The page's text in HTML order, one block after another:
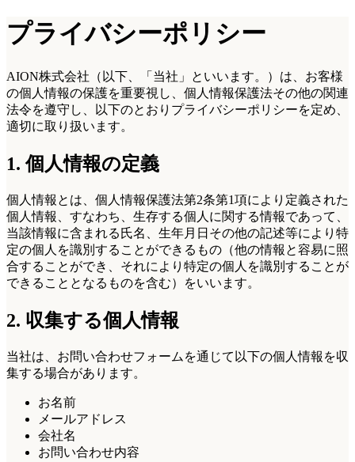
プライバシーポリシー
AION株式会社（以下、「当社」といいます。）は、お客様
の個人情報の保護を重要視し、個人情報保護法その他の関連
法令を遵守し、以下のとおりプライバシーポリシーを定め、
適切に取り扱います。
1. 個人情報の定義
個人情報とは、個人情報保護法第2条第1項により定義された
個人情報、すなわち、生存する個人に関する情報であって、
当該情報に含まれる氏名、生年月日その他の記述等により特
定の個人を識別することができるもの（他の情報と容易に照
合することができ、それにより特定の個人を識別することが
できることとなるものを含む）をいいます。
2. 収集する個人情報
当社は、お問い合わせフォームを通じて以下の個人情報を収
集する場合があります。
お名前
メールアドレス
会社名
お問い合わせ内容